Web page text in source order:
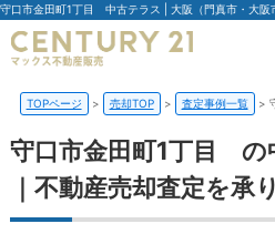
TOPページ 売却TOP 査定事例一覧
守口市金田町1丁目 の
｜不動産売却査定を承